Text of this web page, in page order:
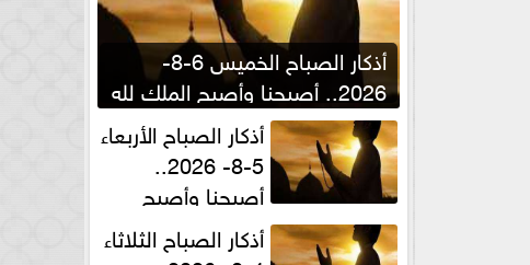
أذكار الصباح الخميس 6-8-
2026.. أصبحنا وأصبح الملك لله
والحمد لله
أذكار الصباح الأربعاء
5-8- 2026..
أصبحنا وأصبح
الملك لله والحمد للهأذكار الصباح الثلاثاء